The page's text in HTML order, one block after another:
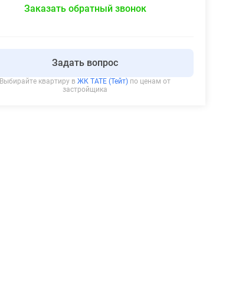
Заказать обратный звонок
Задать вопрос
Выбирайте квартиру в ЖК TATE (Тейт) по ценам от
застройщика